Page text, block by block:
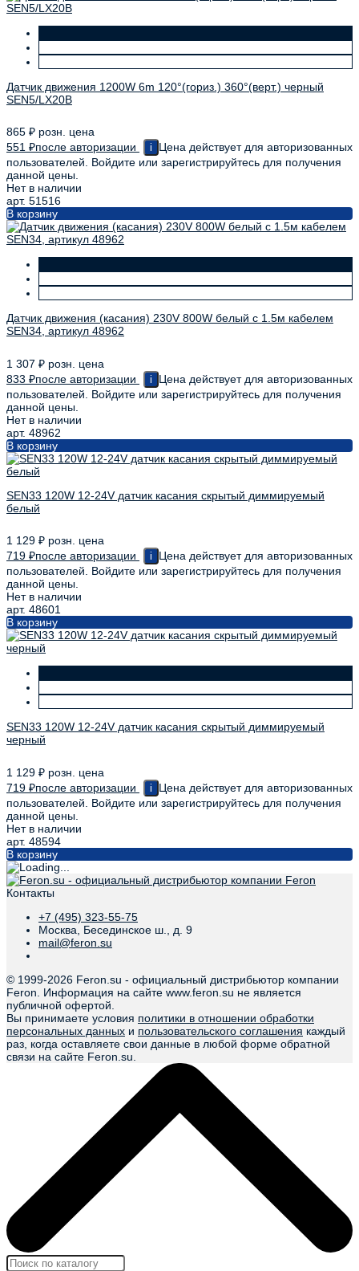
Датчик движения 1200W 6m 120°(гориз.) 360°(верт.) черный
SEN5/LX20B
865 ₽ розн. цена
551 ₽после авторизации i
Цена действует для авторизованных
пользователей. Войдите или зарегистрируйтесь для получения
данной цены.
Нет в наличии
арт. 51516
В корзину
Датчик движения (касания) 230V 800W белый с 1.5м кабелем
SEN34, артикул 48962
1 307 ₽ розн. цена
833 ₽после авторизации i
Цена действует для авторизованных
пользователей. Войдите или зарегистрируйтесь для получения
данной цены.
Нет в наличии
арт. 48962
В корзину
SEN33 120W 12-24V датчик касания скрытый диммируемый
белый
1 129 ₽ розн. цена
719 ₽после авторизации i
Цена действует для авторизованных
пользователей. Войдите или зарегистрируйтесь для получения
данной цены.
Нет в наличии
арт. 48601
В корзину
SEN33 120W 12-24V датчик касания скрытый диммируемый
черный
1 129 ₽ розн. цена
719 ₽после авторизации i
Цена действует для авторизованных
пользователей. Войдите или зарегистрируйтесь для получения
данной цены.
Нет в наличии
арт. 48594
В корзину
Контакты
+7 (495) 323-55-75
Москва, Бесединское ш., д. 9
mail@feron.su
© 1999-2026 Feron.su - официальный дистрибьютор компании
Feron. Информация на сайте www.feron.su не является
публичной офертой.
Вы принимаете условия политики в отношении обработки
персональных данных и пользовательского соглашения каждый
раз, когда оставляете свои данные в любой форме обратной
связи на сайте Feron.su.